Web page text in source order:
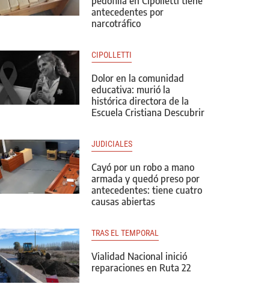
antecedentes por
narcotráfico
CIPOLLETTI
Dolor en la comunidad
educativa: murió la
histórica directora de la
Escuela Cristiana Descubrir
JUDICIALES
Cayó por un robo a mano
armada y quedó preso por
antecedentes: tiene cuatro
causas abiertas
TRAS EL TEMPORAL
Vialidad Nacional inició
reparaciones en Ruta 22